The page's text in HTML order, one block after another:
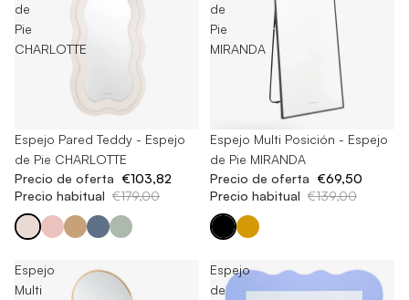
de
Pie
CHARLOTTE
Agotado
Espejo Pared Teddy - Espejo
de Pie CHARLOTTE
Precio de oferta €103,82
Precio habitual €179,00
de
Pie
MIRANDA
-50%
Espejo Multi Posición - Espejo
de Pie MIRANDA
Precio de oferta €69,50
Precio habitual €139,00
Espejo
Multi
Espejo
de